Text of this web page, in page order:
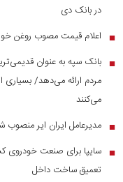
در بانک دی
■ اعلام قیمت مصوب روغن
■ بانک سپه به عنوان
مردم ارائه می‌دهد/ بسیاری
می‌کنند
■ مدیرعامل ایران ایر منصوب
■ سایپا برای صنعت خودروی
تعمیق ساخت داخل